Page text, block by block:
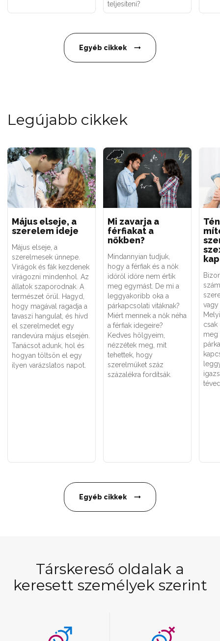
teljesíteni?
Egyéb cikkek
Legújabb cikkek
Május elseje, a
szerelem ideje
Május elseje, a
szerelmesek ünnepe.
Virágok és fák kezdenek
virágozni mindenhol. Az
állatok szaporodnak. A
természet örül. Hagyd,
hogy magával ragadja a
tavaszi hangulat, és hívd
el szerelmedet egy
randevúra május elsején.
Tanácsot adunk, hol és
hogyan töltsön el egy
ilyen varázslatos napot.
Mi zavarja a
férfiakat a
nőkben?
Mindannyian tudjuk,
hogy a férfiak és a nők
időről időre nem értik
meg egymást. De mi a
leggyakoribb oka a
párkapcsolati vitáknak?
Miért mennek a nők néha
a férfiak idegeire?
Kedves hölgyeim,
nézzétek meg, mit
tehettek, hogy
szerelmüket száz
százalékra fordítsák.
vagy
csak
meg
Egyéb cikkek
Társkereső oldalak a
keresett személyek szerint